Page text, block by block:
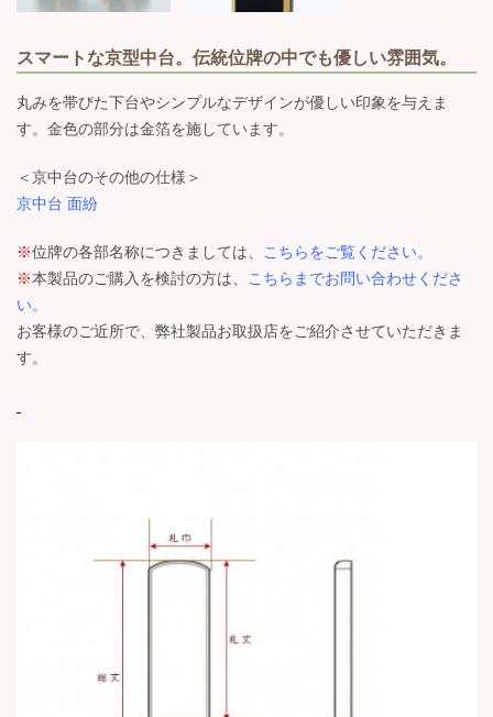
スマートな京型中台。伝統位牌の中でも優しい雰囲気。
丸みを帯びた下台やシンプルなデザインが優しい印象を与えま
す。金色の部分は金箔を施しています。
＜京中台のその他の仕様＞
京中台 面紛
※位牌の各部名称につきましては、
こちらをご覧ください。
※本製品のご購入を検討の方は、
こちらまでお問い合わせくださ
い。
お客様のご近所で、弊社製品お取扱店をご紹介させていただきま
す。